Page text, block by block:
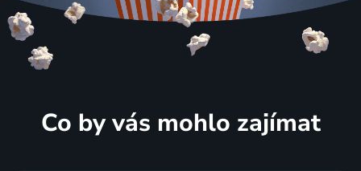
Co by vás mohlo zajímat